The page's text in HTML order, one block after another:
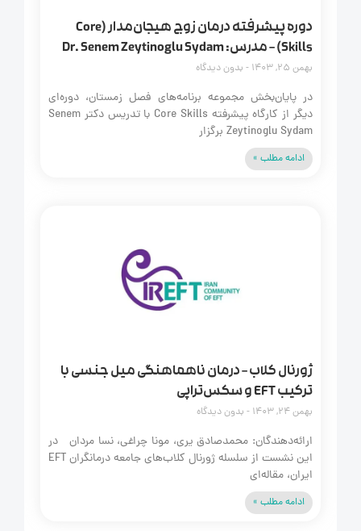
دوره پیشرفته درمان زوج هیجان‌مدار (Core
بدون دیدگاه
در پایان‌بخش مجموعه برنامه‌های فصل زمستان، دوره‌ای
دیگر از کارگاه پیشرفته Core Skills با تدریس دکتر Senem
Zeytinoglu Sydam برگزار
ادامه مطلب »
ژورنال کلاب – درمان ناهماهنگی میل جنسی با
ترکیب EFT و سکس‌تراپی
بدون دیدگاه
ارائه‌دهندگان: محمدصادق یری، مونا چراغی، نسا مردان در
این نشست از سلسله ژورنال کلاب‌های جامعه درمانگران EFT
ایران، مقاله‌ای
ادامه مطلب »